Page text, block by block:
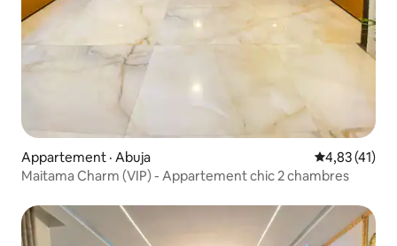
Appartement · Abuja Note
4,83 (41)
Maitama Charm (VIP) - Appartement chic 2 chambres